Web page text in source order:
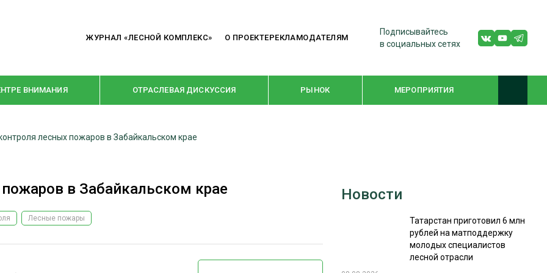
ЖУРНАЛ «ЛЕСНОЙ КОМПЛЕКС» О ПРОЕКТЕРЕКЛАМОДАТЕЛЯМ
Подписывайтесь
в социальных сетях
ВНИМАНИЯ ОТРАСЛЕВАЯ ДИСКУССИЯ РЫНОК МЕРОПРИЯТИЯ
ДОМОСТРОЕНИЕ
РУБРИКИ
КРУПНЫМ ПЛАНОМ
ПРЕДПРИЯТИЯ ЛПК
WOODEX-2021
СУШКА ДРЕВЕСИНЫ
лесных пожаров в Забайкальском крае
в Забайкальском крае
Лесные пожары
Новости
Татарстан приготовил 6 млн
рублей на матподдержку
молодых специалистов
лесной отрасли